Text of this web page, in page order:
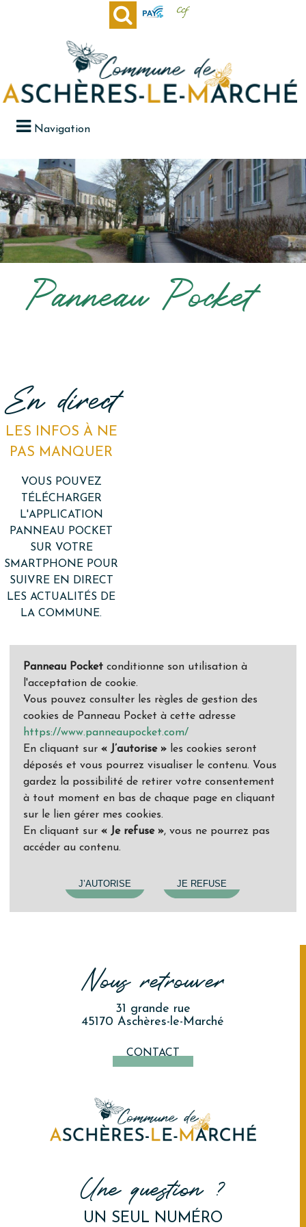
Navigation
Panneau Pocket
En direct
LES INFOS À NE
PAS MANQUER
VOUS POUVEZ
TÉLÉCHARGER
L'APPLICATION
PANNEAU POCKET
SUR VOTRE
SMARTPHONE POUR
SUIVRE EN DIRECT
LES ACTUALITÉS DE
LA COMMUNE.
Panneau Pocketconditionne son utilisation à
l'acceptation de cookie.
Vous pouvez consulter les règles de gestion des
cookies de Panneau Pocket à cette adresse
https://www.panneaupocket.com/
En cliquant sur « J’autorise »les cookies seront
déposés et vous pourrez visualiser le contenu. Vous
gardez la possibilité de retirer votre consentement
à tout moment en bas de chaque page en cliquant
sur le lien gérer mes cookies.
En cliquant sur « Je refuse », vous ne pourrez pas
accéder au contenu.
Nous retrouver
31 grande rue
45170 Aschères-le-Marché
CONTACT
Une question ?
UN SEUL NUMÉRO